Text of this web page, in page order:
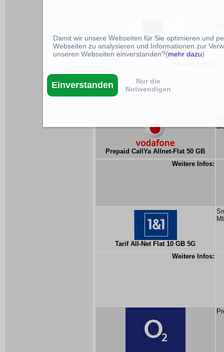
Edeka Smart Kombi L 50 GB
Prepaid CallYa Allnet-Flat 50 GB
Weitere Infos:
Tarif All-Net Flat 10 GB 5G
Weitere Infos:
Damit wir unsere Webseiten für Sie optimieren und
Webseiten zu analysieren und Informationen zur
unseren Webseiten einverstanden?(mehr dazu)
Einverstanden
Nur die
Notwendigen